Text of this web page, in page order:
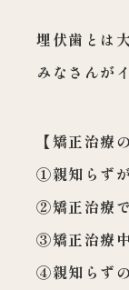
埋伏歯とは
みなさんが
【矯正治療
①親知らず
②矯正治療
③矯正治療
④親知らず